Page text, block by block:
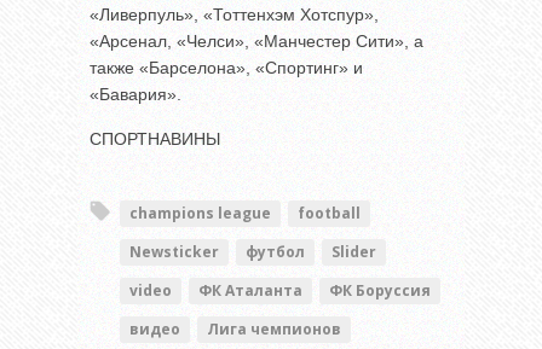
«Ливерпуль», «Тоттенхэм Хотспур»,
«Арсенал, «Челси», «Манчестер Сити», а
также «Барселона», «Спортинг» и
«Бавария».
СПОРТНАВИНЫ
champions league
football
Newsticker
футбол
Slider
video
ФК Аталанта
ФК Боруссия
видео
Лига чемпионов